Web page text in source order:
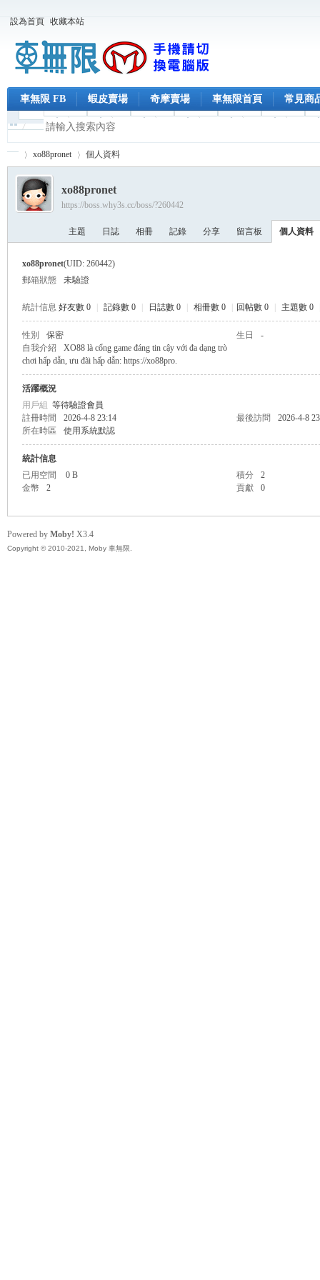
設為首頁 收藏本站
車無限 FB 蝦皮賣場 奇摩賣場 車無限首頁 常見商
›
xo88pronet 個人資料
xo88pronet
https://boss.why3s.cc/boss/?260442
主題 日誌 相冊 記錄 分享 留言板 個人資料
xo88pronet(UID: 260442)
郵箱狀態
未驗證
統計信息 好友數 0 記錄數 0 日誌數 0 相冊數 0 回帖數 0 主題數 0
性別 保密 生日
-
自我介紹
XO88 là cổng game đáng tin cậy với đa dạng trò
chơi hấp dẫn, ưu đãi hấp dẫn: https://xo88pro.
活躍概況
用戶組 等待驗證會員
註冊時間
2026-4-8 23:14 最後訪問
2026-4-8
所在時區
使用系統默認
統計信息
已用空間
0 B 積分
2
金幣
2 貢獻 0
Powered by Moby! X3.4
Copyright © 2010-2021, Moby 車無限.